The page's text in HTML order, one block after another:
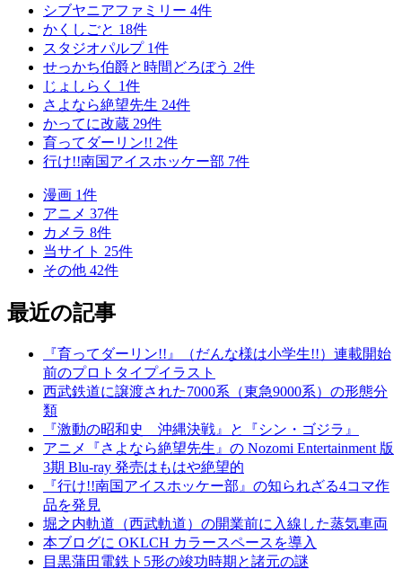
シブヤニアファミリー 4件
かくしごと 18件
スタジオパルプ 1件
せっかち伯爵と時間どろぼう 2件
じょしらく 1件
さよなら絶望先生 24件
かってに改蔵 29件
育ってダーリン!! 2件
行け!!南国アイスホッケー部 7件
漫画 1件
アニメ 37件
カメラ 8件
当サイト 25件
その他 42件
最近の記事
『育ってダーリン!!』（だんな様は小学生!!）連載開始
前のプロトタイプイラスト
西武鉄道に譲渡された7000系（東急9000系）の形態分
類
『激動の昭和史 沖縄決戦』と『シン・ゴジラ』
アニメ『さよなら絶望先生』の Nozomi Entertainment 版
3期 Blu-ray 発売はもはや絶望的
『行け!!南国アイスホッケー部』の知られざる4コマ作
品を発見
堀之内軌道（西武軌道）の開業前に入線した蒸気車両
本ブログに OKLCH カラースペースを導入
目黒蒲田電鉄ト5形の竣功時期と諸元の謎